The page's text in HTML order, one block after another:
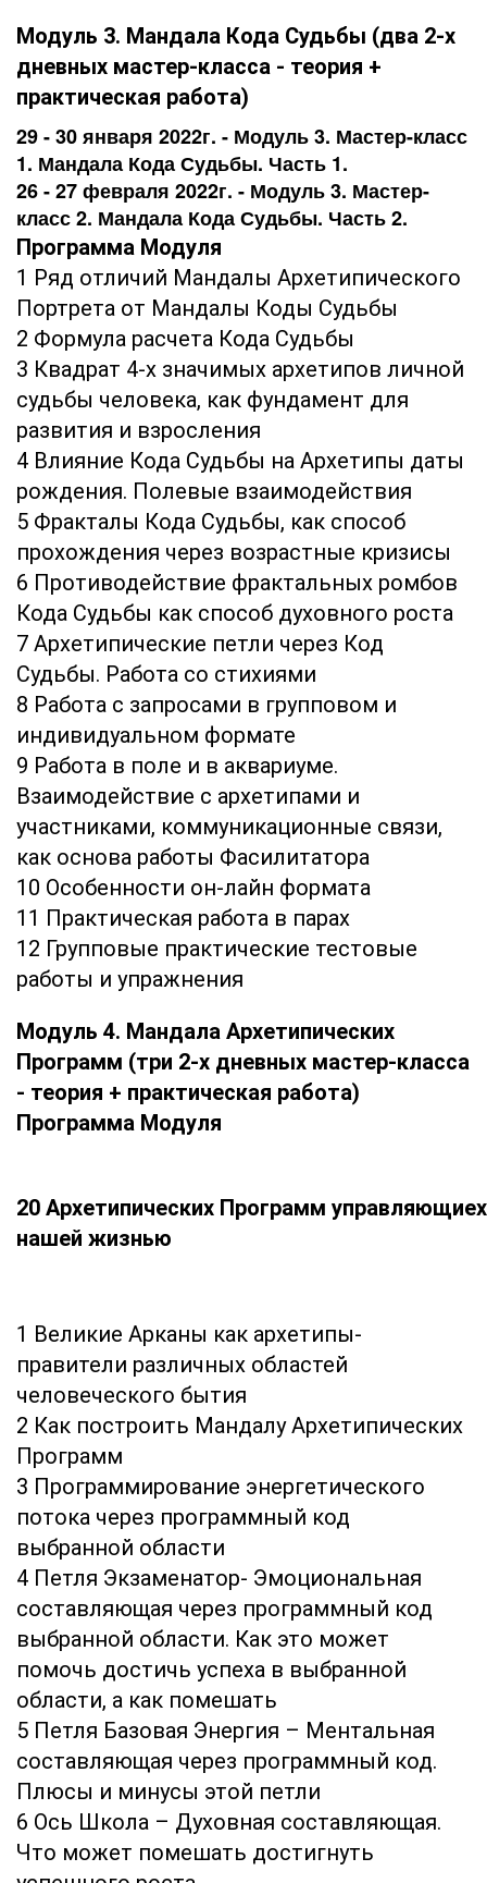
Модуль 3. Мандала Кода Судьбы (два 2-х
дневных мастер-класса - теория +
практическая работа)
29 - 30 января 2022г. - Модуль 3. Мастер-класс
1. Мандала Кода Судьбы. Часть 1.
26 - 27 февраля 2022г. - Модуль 3. Мастер-
класс 2. Мандала Кода Судьбы. Часть 2.
Программа Модуля
1 Ряд отличий Мандалы Архетипического
Портрета от Мандалы Коды Судьбы
2 Формула расчета Кода Судьбы
3 Квадрат 4-х значимых архетипов личной
судьбы человека, как фундамент для
развития и взросления
4 Влияние Кода Судьбы на Архетипы даты
рождения. Полевые взаимодействия
5 Фракталы Кода Судьбы, как способ
прохождения через возрастные кризисы
6 Противодействие фрактальных ромбов
Кода Судьбы как способ духовного роста
7 Архетипические петли через Код
Судьбы. Работа со стихиями
8 Работа с запросами в групповом и
индивидуальном формате
9 Работа в поле и в аквариуме.
Взаимодействие с архетипами и
участниками, коммуникационные связи,
как основа работы Фасилитатора
10 Особенности он-лайн формата
11 Практическая работа в парах
12 Групповые практические тестовые
работы и упражнения
Модуль 4. Мандала Архетипических
Программ (три 2-х дневных мастер-класса
- теория + практическая работа)
Программа Модуля
20 Архетипических Программ управляющиех
нашей жизнью
1 Великие Арканы как архетипы-
правители различных областей
человеческого бытия
2 Как построить Мандалу Архетипических
Программ
3 Программирование энергетического
потока через программный код
выбранной области
4 Петля Экзаменатор- Эмоциональная
составляющая через программный код
выбранной области. Как это может
помочь достичь успеха в выбранной
области, а как помешать
5 Петля Базовая Энергия – Ментальная
составляющая через программный код.
Плюсы и минусы этой петли
6 Ось Школа – Духовная составляющая.
Что может помешать достигнуть